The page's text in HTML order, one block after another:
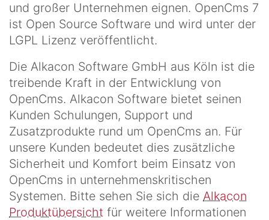
und großer Unternehmen eignen. OpenCms 7
ist Open Source Software und wird unter der
LGPL Lizenz veröffentlicht.
Die Alkacon Software GmbH aus Köln ist die
treibende Kraft in der Entwicklung von
OpenCms. Alkacon Software bietet seinen
Kunden Schulungen, Support und
Zusatzprodukte rund um OpenCms an. Für
unsere Kunden bedeutet dies zusätzliche
Sicherheit und Komfort beim Einsatz von
OpenCms in unternehmenskritischen
Systemen. Bitte sehen Sie sich die Alkacon
Produktübersicht für weitere Informationen